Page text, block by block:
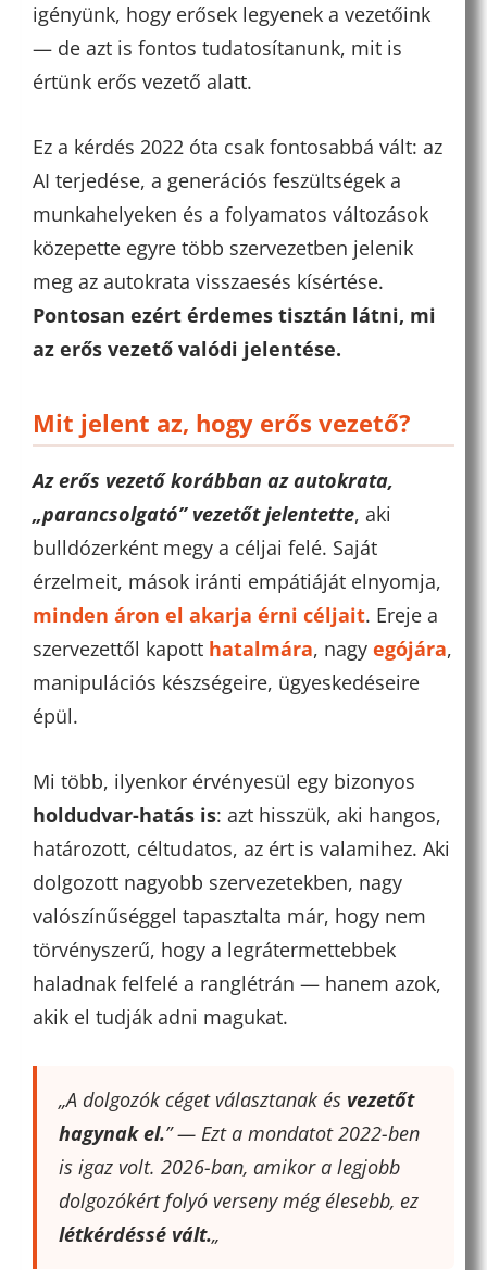
igényünk, hogy erősek legyenek a vezetőink
— de azt is fontos tudatosítanunk, mit is
értünk erős vezető alatt.
Ez a kérdés 2022 óta csak fontosabbá vált: az
AI terjedése, a generációs feszültségek a
munkahelyeken és a folyamatos változások
közepette egyre több szervezetben jelenik
meg az autokrata visszaesés kísértése.
Pontosan ezért érdemes tisztán látni, mi
az erős vezető valódi jelentése.
Mit jelent az, hogy erős vezető?
Az erős vezető korábban az autokrata,
„parancsolgató” vezetőt jelentette, aki
bulldózerként megy a céljai felé. Saját
érzelmeit, mások iránti empátiáját elnyomja,
minden áron el akarja érni céljait. Ereje a
szervezettől kapott hatalmára, nagy egójára,
manipulációs készségeire, ügyeskedéseire
épül.
Mi több, ilyenkor érvényesül egy bizonyos
holdudvar-hatás is: azt hisszük, aki hangos,
határozott, céltudatos, az ért is valamihez. Aki
dolgozott nagyobb szervezetekben, nagy
valószínűséggel tapasztalta már, hogy nem
törvényszerű, hogy a legrátermettebbek
haladnak felfelé a ranglétrán — hanem azok,
akik el tudják adni magukat.
„A dolgozók céget választanak és vezetőt
hagynak el.” — Ezt a mondatot 2022-ben
is igaz volt. 2026-ban, amikor a legjobb
dolgozókért folyó verseny még élesebb, ez
létkérdéssé vált.„